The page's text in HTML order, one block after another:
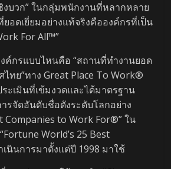
บวก” ในกลุ่มพนักงานที่หลากหลาย
อดเยี่ยมอย่างแท้จริงคือองค์กรที่เป็น
For All™”
ค์กรแบบไหนคือ “สถานที่ทำงานยอด
ไทย”ทาง Great Place To Work®
ะเมินที่เข้มงวดและได้มาตรฐาน
รจัดอันดับชื่อดังระดับโลกอย่าง
Companies to Work For®” ใน
World’s 25 Best
เนินการมาตั้งแต่ปี 1998 มาใช้